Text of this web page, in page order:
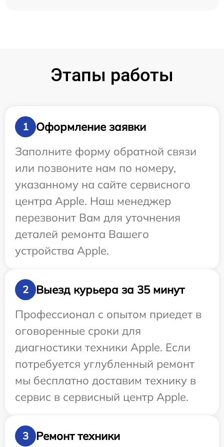
Этапы работы
1
Оформление заявки
Заполните форму обратной связи
или позвоните нам по номеру,
указанному на сайте сервисного
центра Apple. Наш менеджер
перезвонит Вам для уточнения
деталей ремонта Вашего
устройства Apple.
2
Выезд курьера за 35 минут
Профессионал с опытом приедет в
оговоренные сроки для
диагностики техники Apple. Если
потребуется углубленный ремонт
мы бесплатно доставим технику в
сервис в сервисный центр Apple.
3 Ремонт техники